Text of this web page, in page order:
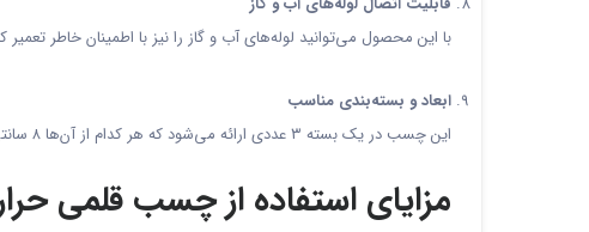
با این محصول می‌توانید لوله‌های آب و گاز را نیز با اطمینان خاطر
ابعاد و بسته‌بندی مناسب
این چسب در یک بسته ۳ عددی ارائه می‌شود که هر کدام از آن‌ها ۸ سانتی‌متر طول دارند. این اندازه، امکان حمل و استفاده آسان را برای کاربران فراهم کرده است.
مزایای استفاده از چسب قلمی